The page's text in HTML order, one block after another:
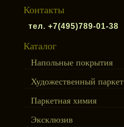
Контакты
тел. +7(495)789-01-38
Каталог
Напольные покрытия
Художественный паркет
Паркетная химия
Эксклюзив